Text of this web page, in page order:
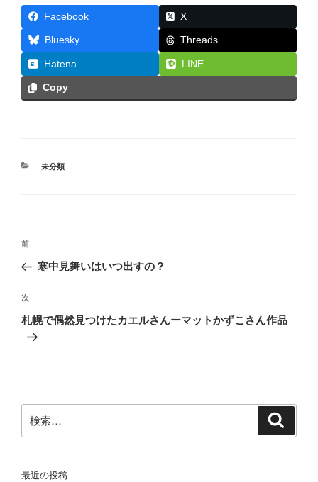
Facebook X
Bluesky Threads
Hatena LINE
Copy
カ
未分類
投
ナ
ビ
ゲ
ー
前
の
稿
前
寒中見舞いはいつ出すの？
次
の
次
札幌で偶然見つけたカエルさんーマットかずこさん作品
索:
最近の投稿